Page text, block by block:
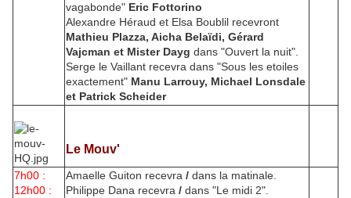
vagabonde" Eric Fottorino
Alexandre Héraud et Elsa Boublil recevront
Mathieu Plazza, Aicha Belaïdi, Gérard
Vajcman et Mister Dayg dans "Ouvert la nuit".
Serge le Vaillant recevra dans "Sous les etoiles
exactement" Manu Larrouy, Michael Lonsdale
et Patrick Scheider
Le Mouv'
7h00 :
12h00 :
Amaelle Guiton recevra / dans la matinale.
Philippe Dana recevra / dans "Le midi 2".